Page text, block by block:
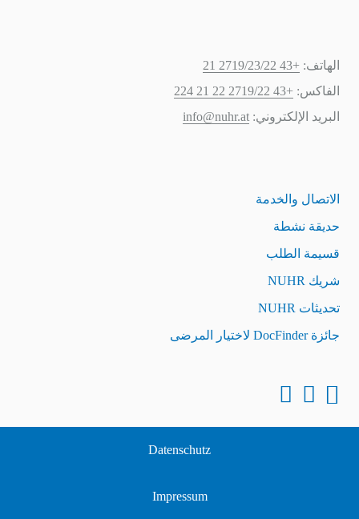
الهاتف: +43 2719/23/22 21
الفاكس: +43 2719/22 22 21 224
البريد الإلكتروني: info@nuhr.at
الاتصال والخدمة
حديقة نشطة
قسيمة الطلب
شريك NUHR
تحديثات NUHR
جائزة DocFinder لاختيار المرضى
Datenschutz
Impressum